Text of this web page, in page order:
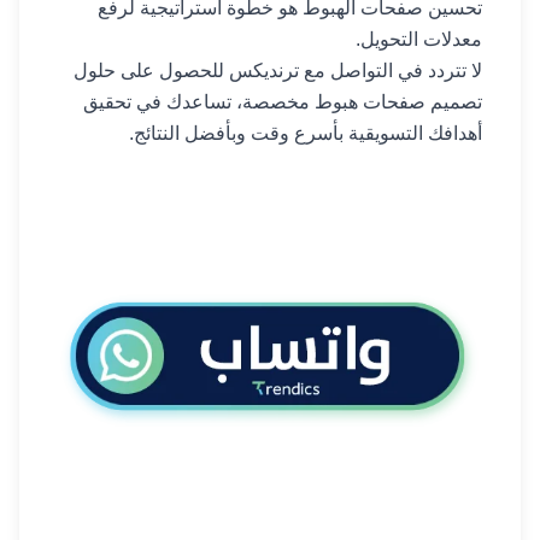
تحسين صفحات الهبوط هو خطوة استراتيجية لرفع
معدلات التحويل.
لا تتردد في التواصل مع ترنديكس للحصول على حلول
تصميم صفحات هبوط مخصصة، تساعدك في تحقيق
أهدافك التسويقية بأسرع وقت وبأفضل النتائج.